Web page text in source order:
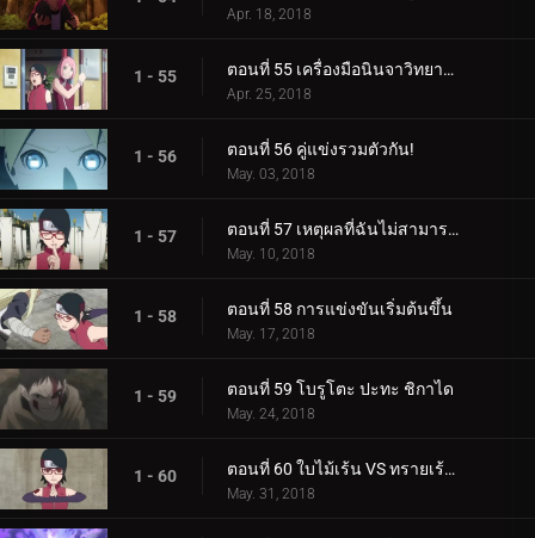
Apr. 18, 2018
1 - 55 ตอนที่ 55 เครื่องมือนินจาวิทยาศาสตร์
Apr. 25, 2018
1 - 56 ตอนที่ 56 คู่แข่งรวมตัวกัน!
May. 03, 2018
1 - 57 ตอนที่ 57 เหตุผลที่ฉันไม่สามารถสูญเสีย
May. 10, 2018
1 - 58 ตอนที่ 58 การแข่งขันเริ่มต้นขึ้น
May. 17, 2018
1 - 59 ตอนที่ 59 โบรูโตะ ปะทะ ชิกาได
May. 24, 2018
1 - 60 ตอนที่ 60 ใบไม้เร้น VS ทรายเร้นลับ
May. 31, 2018